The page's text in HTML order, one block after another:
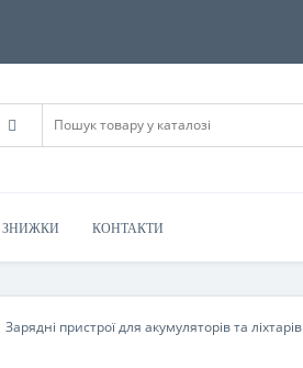
ЗНИЖКИ КОНТАКТИ
Зарядні пристрої для акумуляторів та ліхтарів